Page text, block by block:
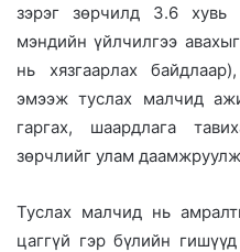
зэрэг зөрчилд 3.6 хувь
мэндийн үйлчилгээ
нь хязгаарлах
эмээж туслах малчид
гаргах, шаардлага
зөрчлийг улам
Туслах малчид нь
цаггүй гэр бүлийн